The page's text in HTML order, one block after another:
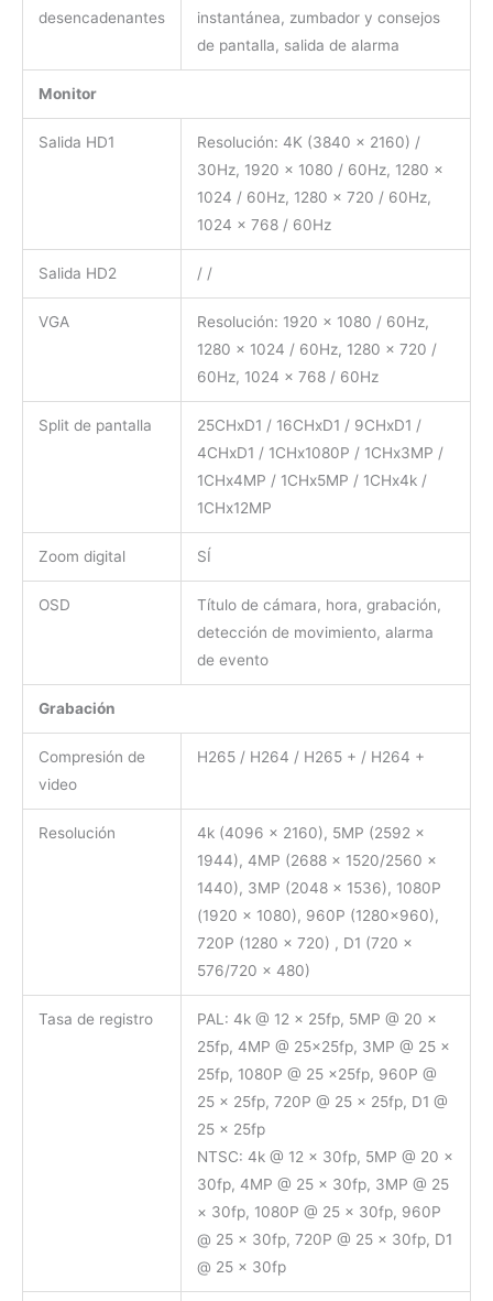
desencadenantes
instantánea, zumbador y consejos
de pantalla, salida de alarma
Monitor
Salida HD1
Resolución: 4K (3840 × 2160) /
30Hz, 1920 × 1080 / 60Hz, 1280 ×
1024 / 60Hz, 1280 × 720 / 60Hz,
1024 × 768 / 60Hz
Salida HD2 / /
VGA
Resolución: 1920 × 1080 / 60Hz,
1280 × 1024 / 60Hz, 1280 × 720 /
60Hz, 1024 × 768 / 60Hz
Split de pantalla
25CHxD1 / 16CHxD1 / 9CHxD1 /
4CHxD1 / 1CHx1080P / 1CHx3MP /
1CHx4MP / 1CHx5MP / 1CHx4k /
1CHx12MP
Zoom digital SÍ
OSD
Título de cámara, hora, grabación,
detección de movimiento, alarma
de evento
Grabación
Compresión de
video
H265 / H264 / H265 + / H264 +
Resolución
4k (4096 × 2160), 5MP (2592 ×
1944), 4MP (2688 × 1520/2560 ×
1440), 3MP (2048 × 1536), 1080P
(1920 × 1080), 960P (1280×960),
720P (1280 × 720) , D1 (720 ×
576/720 × 480)
Tasa de registro
PAL: 4k @ 12 × 25fp, 5MP @ 20 ×
25fp, 4MP @ 25x25fp, 3MP @ 25 ×
25fp, 1080P @ 25 ×25fp, 960P @
25 × 25fp, 720P @ 25 × 25fp, D1 @
25 × 25fp
NTSC: 4k @ 12 × 30fp, 5MP @ 20 ×
30fp, 4MP @ 25 × 30fp, 3MP @ 25
× 30fp, 1080P @ 25 × 30fp, 960P
@ 25 × 30fp, 720P @ 25 × 30fp, D1
@ 25 × 30fp